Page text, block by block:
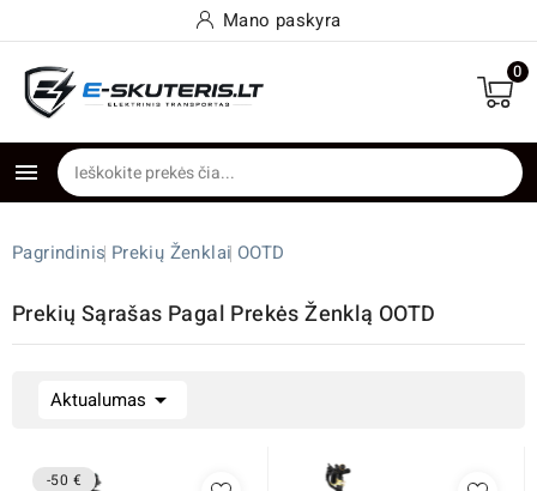
Mano paskyra
0

Pagrindinis Prekių Ženklai OOTD
Prekių Sąrašas Pagal Prekės Ženklą OOTD
Aktualumas 
-50 €